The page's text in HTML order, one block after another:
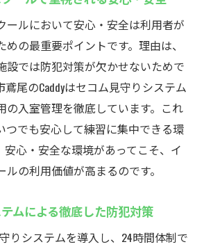
ールにおいて安心・安全は利用者が
の最重要ポイントです。理由は、
設では防犯対策が欠かせないためで
尾のCaddyはセコム見守りシステム
の入室管理を徹底しています。これ
つでも安心して練習に集中できる環
安心・安全な環境があってこそ、イ
の利用価値が高まるのです。
ムによる徹底した防犯対策
りシステムを導入し、24時間体制で